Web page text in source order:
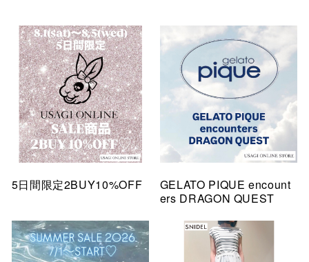
5日間限定2BUY10%OFF
GELATO PIQUE encount
ers DRAGON QUEST